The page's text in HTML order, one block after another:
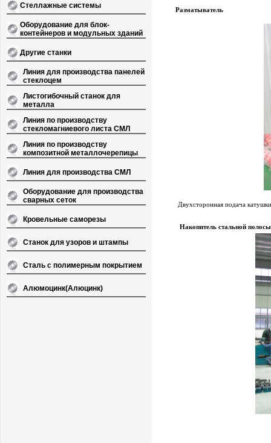
Стеллажные системы
Оборудование для блок-
контейнеров и модульных зданий
Другие станки
Линия для производства панелей
стеклоцем
Листогибочный станок для
металла
Линия по производству
стекломагниевого листа СМЛ
Линия по производству
композитной металлочерепицы
Линия для производства СМЛ
Оборудование для производства
сварных сеток
Кровельные саморезы
Станок для узоров и штампы
Сталь с полимерным покрытием
Алюмоцинк(Алюцинк)
Разматыватель
Двухсторонная подача
Накопитель стальной полосы